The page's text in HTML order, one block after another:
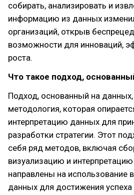
собирать, анализировать и
информацию из данных
организаций, открыв
возможности для инноваций,
роста.
Что такое подход,
Подход, основанный на
методология, которая
интерпретацию данных для
разработки стратегии. Этот
себя ряд методов, включая
визуализацию и
направлены на использование
данных для достижения успеха